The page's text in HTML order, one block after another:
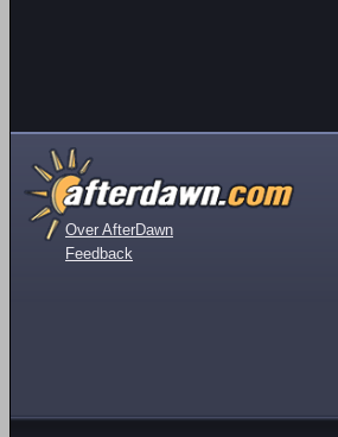
Over AfterDawn
Feedback